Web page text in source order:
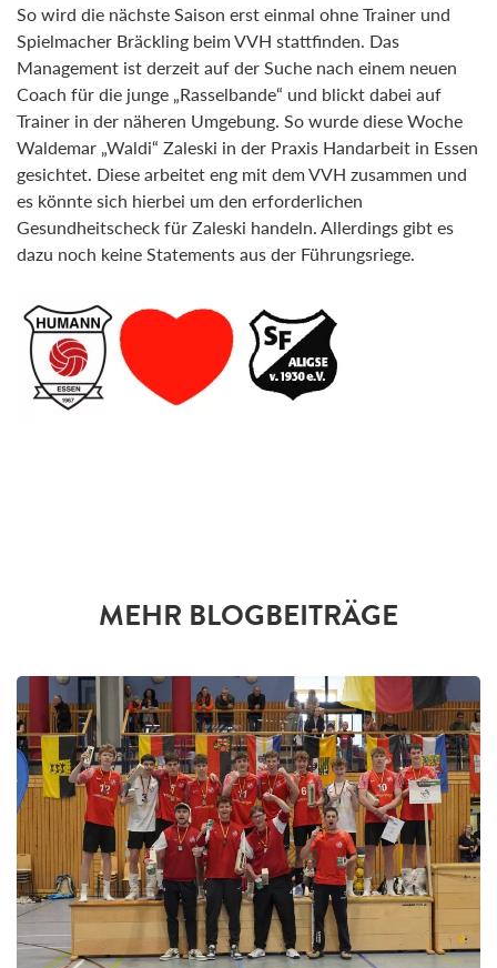
So wird die nächste Saison erst einmal ohne Trainer und
Spielmacher Bräckling beim VVH stattfinden. Das
Management ist derzeit auf der Suche nach einem neuen
Coach für die junge „Rasselbande“ und blickt dabei auf
Trainer in der näheren Umgebung. So wurde diese Woche
Waldemar „Waldi“ Zaleski in der Praxis Handarbeit in Essen
gesichtet. Diese arbeitet eng mit dem VVH zusammen und
es könnte sich hierbei um den erforderlichen
Gesundheitscheck für Zaleski handeln. Allerdings gibt es
dazu noch keine Statements aus der Führungsriege.
MEHR BLOGBEITRÄGE